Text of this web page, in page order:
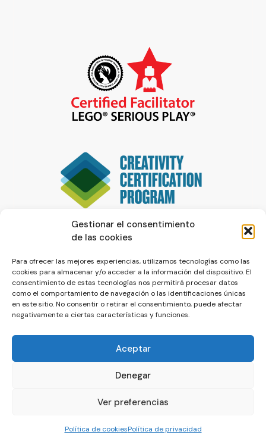
Gestionar el consentimiento
de las cookies
Para ofrecer las mejores experiencias, utilizamos tecnologías como las
cookies para almacenar y/o acceder a la información del dispositivo. El
consentimiento de estas tecnologías nos permitirá procesar datos
como el comportamiento de navegación o las identificaciones únicas
en este sitio. No consentir o retirar el consentimiento, puede afectar
negativamente a ciertas características y funciones.
Aceptar
Denegar
Ver preferencias
Política de cookiesPolítica de privacidad
© La Servilleta - El Blog de Paco Prieto
Política de cookiesPolítica de privacidad